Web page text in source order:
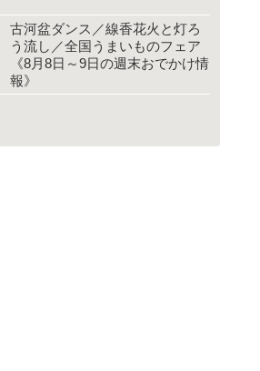
古河盆ダンス／線香花火と灯ろ
う流し／全国うまいものフェア
《8月8日～9日の週末おでかけ情
報》